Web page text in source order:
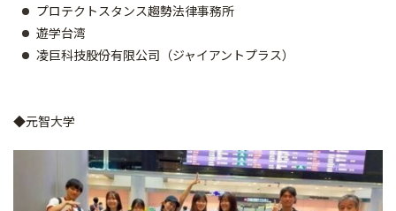
プロテクトスタンス趨勢法律事務所
遊学台湾
凌巨科技股份有限公司（ジャイアントプラス）
◆元智大学